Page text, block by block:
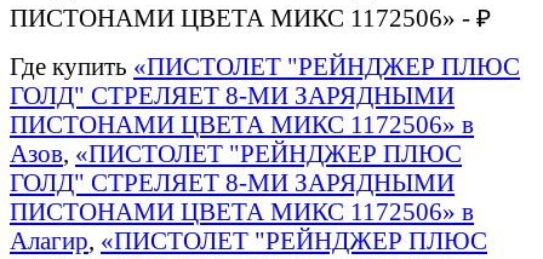
ПИСТОНАМИ ЦВЕТА МИКС 1172506» - ₽
Где купить «ПИСТОЛЕТ "РЕЙНДЖЕР ПЛЮС
ГОЛД" СТРЕЛЯЕТ 8-МИ ЗАРЯДНЫМИ
ПИСТОНАМИ ЦВЕТА МИКС 1172506» в
Азов, «ПИСТОЛЕТ "РЕЙНДЖЕР ПЛЮС
ГОЛД" СТРЕЛЯЕТ 8-МИ ЗАРЯДНЫМИ
ПИСТОНАМИ ЦВЕТА МИКС 1172506» в
Алагир, «ПИСТОЛЕТ "РЕЙНДЖЕР ПЛЮС